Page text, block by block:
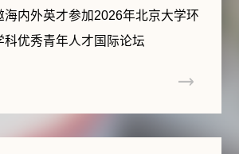
海内外英才参加2026年北京大学环
科优秀青年人才国际论坛